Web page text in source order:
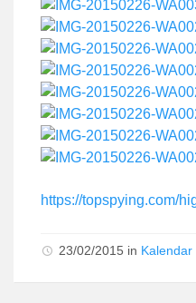
https://topspying.com/
23/02/2015 in Kalendar